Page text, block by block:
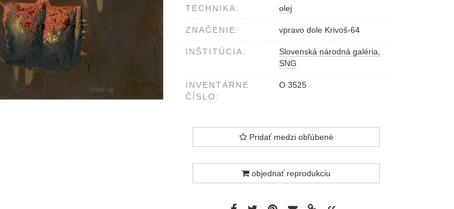
TECHNIKA: olej
ZNAČENIE: vpravo dole Krivoš-64
INŠTITÚCIA:
Slovenská národná galéria,
SNG
INVENTÁRNE
ČÍSLO:
O 3525
Pridať medzi obľúbené
objednať reprodukciu